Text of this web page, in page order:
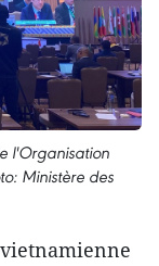
l'Organisation
Ministère des